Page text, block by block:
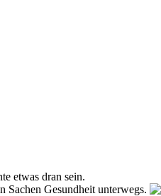
etwas dran sein.
Sachen Gesundheit unterwegs.